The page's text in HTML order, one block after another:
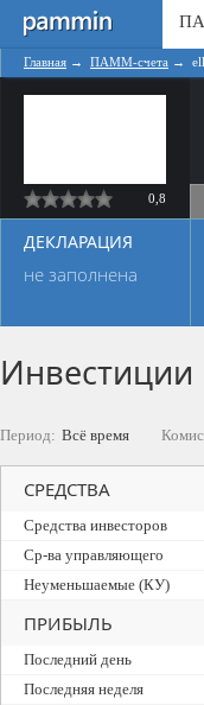
Главная → ПАММ-счета →
0,8
ДЕКЛАРАЦИЯ
не заполнена
Период: Всё время
СРЕДСТВА
Средства инвесторов
Ср-ва управляющего
Неуменьшаемые (КУ)
ПРИБЫЛЬ
Последний день
Последняя неделя